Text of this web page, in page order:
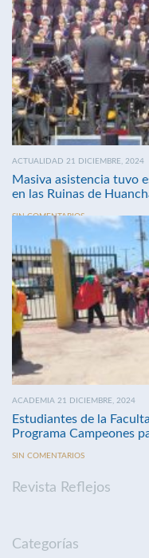
ACTUALIDAD 21 DICIEMBRE, 2024
Masiva asistencia tuvo
en las Ruinas de
SIN COMENTARIOS
ACADEMIA 21 DICIEMBRE, 2024
Estudiantes de la
Programa Campeones
SIN COMENTARIOS
Revista Reflejos
Categorías